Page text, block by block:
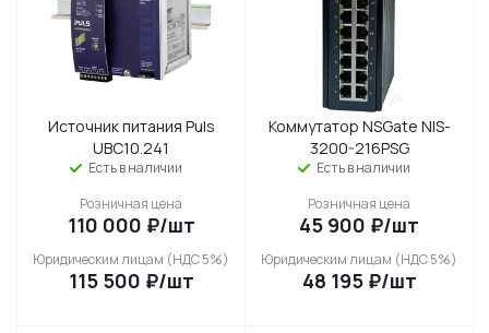
Источник питания Puls
UBC10.241
Есть в наличии
Розничная цена
110 000 ₽/шт
Юридическим лицам (НДС 5%)
115 500 ₽/шт
Коммутатор NSGate NIS-
3200-216PSG
Есть в наличии
Розничная цена
45 900 ₽/шт
Юридическим лицам (НДС 5%)
48 195₽/шт